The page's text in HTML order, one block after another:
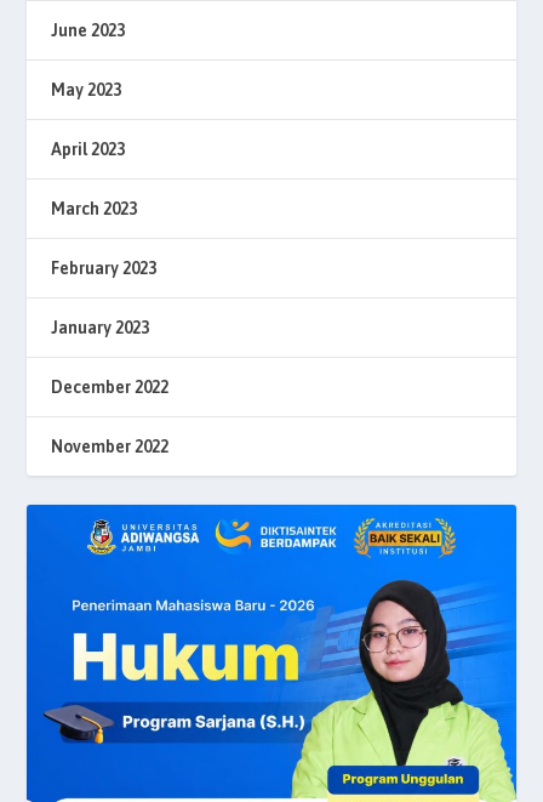
June 2023
May 2023
April 2023
March 2023
February 2023
January 2023
December 2022
November 2022